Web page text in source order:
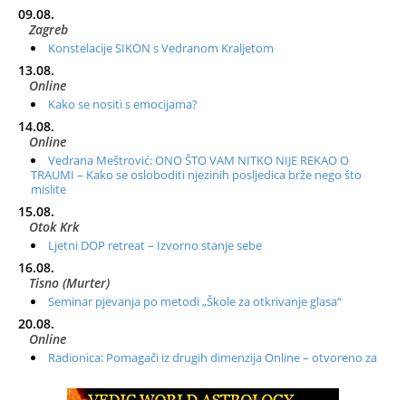
09.08.
Zagreb
Konstelacije SIKON s Vedranom Kraljetom
13.08.
Online
Kako se nositi s emocijama?
14.08.
Online
Vedrana Meštrović: ONO ŠTO VAM NITKO NIJE REKAO O
TRAUMI – Kako se osloboditi njezinih posljedica brže nego što
mislite
15.08.
Otok Krk
Ljetni DOP retreat – Izvorno stanje sebe
16.08.
Tisno (Murter)
Seminar pjevanja po metodi „Škole za otkrivanje glasa“
20.08.
Online
Radionica: Pomagači iz drugih dimenzija Online – otvoreno za